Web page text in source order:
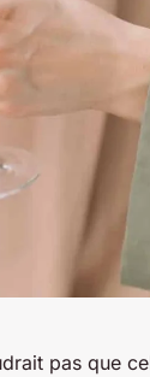
pas que